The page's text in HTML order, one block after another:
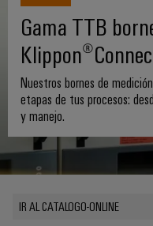
Weidmüller
IndustryMatch
Un
mundo
en
3D
donde
retos
vuelven
y
las
Soluciones Tecnologías
5G
Industrial
Microrredes
DC
Ethernet
Productos
Connectivity
Bornes
Conectores
enchufables
Bornes
para
Servicio
Productos
Regletas
de
ya
personalizado
Empresa
Nuestra
empresa
Quiénes
somos
175
años
de
Company
News
La
Fundación
Joachim
invierte
OEE
Soporte
Ingeniería
y
Producto
Atención
Cliente
Dónde
Gama TTB
Nuestros bornes de
etapas de tus procesos:
y manejo.
IR AL CATALOGO-ONLINE